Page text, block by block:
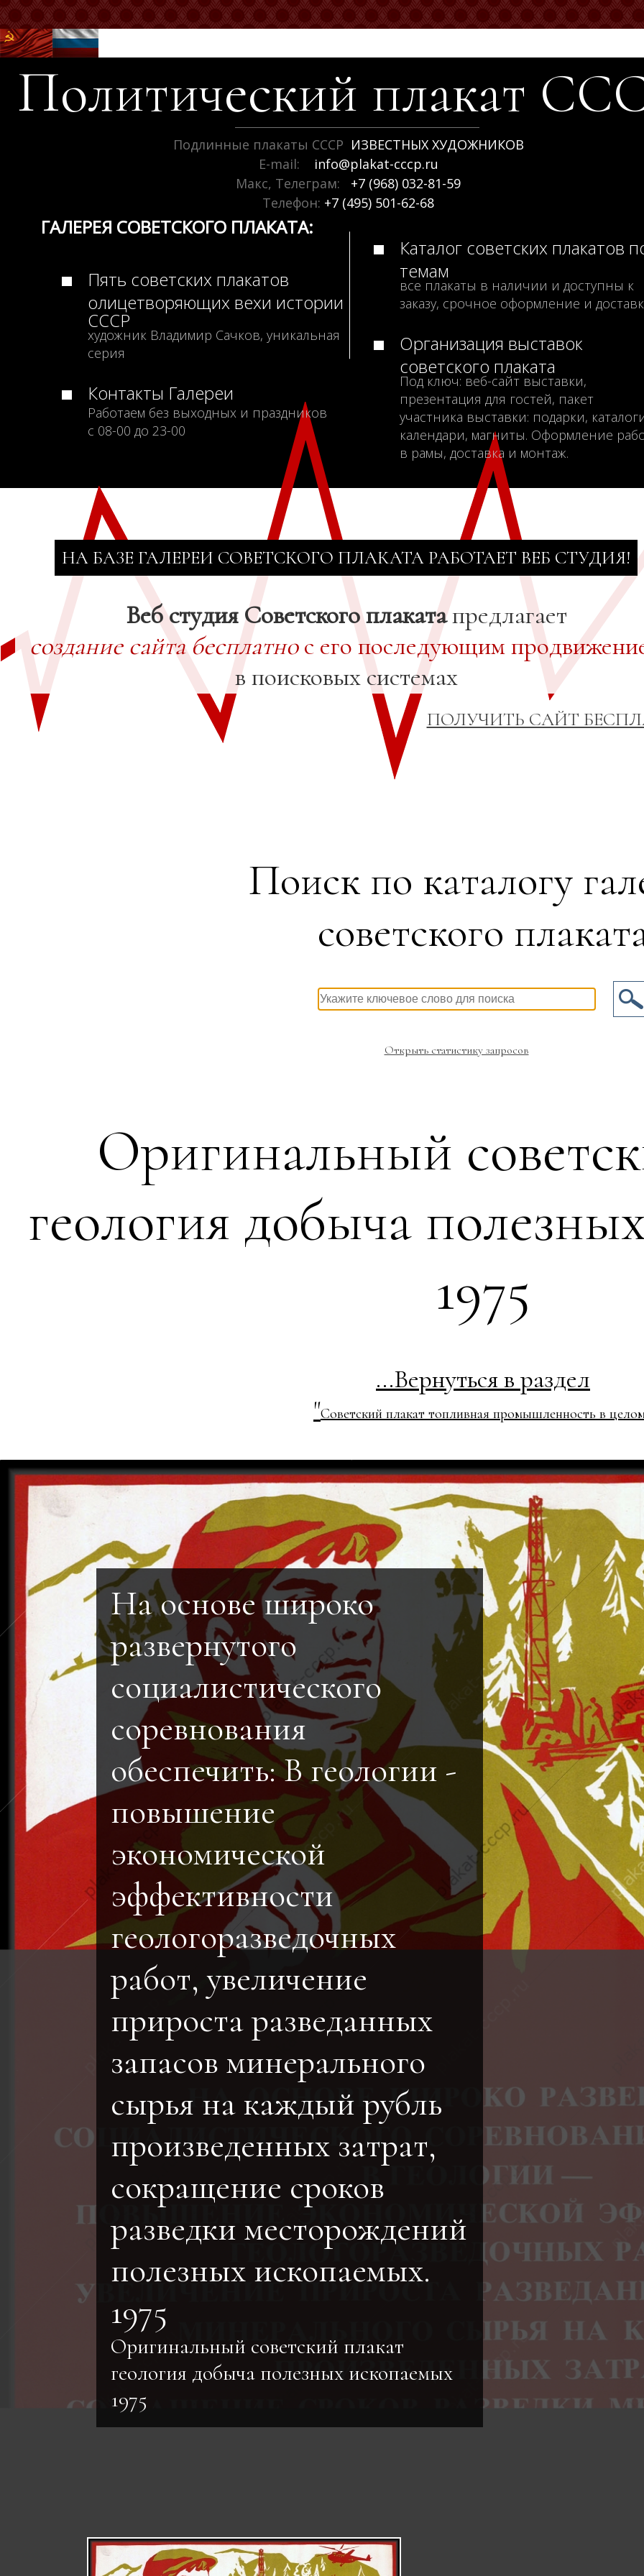
Политический плакат
Подлинные плакаты СССР ИЗВЕСТНЫХ ХУДОЖНИКОВ
E-mail:
info@plakat-cccp.ru
Макс, Телеграм:
+7 (968) 032-81-59
Телефон: +7 (495) 501-62-68
ГАЛЕРЕЯ СОВЕТСКОГО ПЛАКАТА:
Пять советских плакатов
олицетворяющих вехи истории
СССР
художник Владимир Сачков, уникальная
серия
Контакты Галереи
Работаем без выходных и праздников
с 08-00 до 23-00
Каталог советских плакатов
темам
все плакаты в наличии и доступны к
заказу, срочное оформление и
Организация выставок
советского плаката
Под ключ: веб-сайт выставки,
презентация для гостей, пакет
участника выставки: подарки,
календари, магниты. Оформление
в рамы, доставка и монтаж.
НА БАЗЕ ГАЛЕРЕИ СОВЕТСКОГО ПЛАКАТА РАБОТАЕТ ВЕБ СТУДИЯ!
Веб студия Советского плакатапредлагает
создание сайта бесплатнос его последующим
в поисковых системах
ПОЛУЧИТЬ САЙТ
Поиск по каталогу
советского
Открыть статистику запросов
Оригинальный
геология добыча
1975
...Вернуться в раздел
"Советский плакат топливная промышленность в
На основе широко
развернутого
социалистического
соревнования
обеспечить: В геологии -
повышение
экономической
эффективности
геологоразведочных
работ, увеличение
прироста разведанных
запасов минерального
сырья на каждый рубль
произведенных затрат,
сокращение сроков
разведки месторождений
полезных ископаемых.
1975
Оригинальный советский плакат
геология добыча полезных ископаемых
1975